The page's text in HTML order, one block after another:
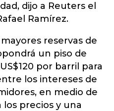
dijo a Reuters el
Ramírez.
reservas de
un piso de
por barril para
los intereses de
en medio de
precios y una